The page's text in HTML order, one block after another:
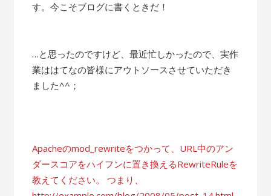
す。今こそブログに書くときだ！
…と思ったのですけど、最近忙しかったので、実作
業ははてなの皆様にアウトソースさせていただき
ました^^；
Apacheのmod_rewriteをつかって、URL中のアン
ダースコアをハイフンに置き換えるRewriteRuleを
教えてください。 つまり、